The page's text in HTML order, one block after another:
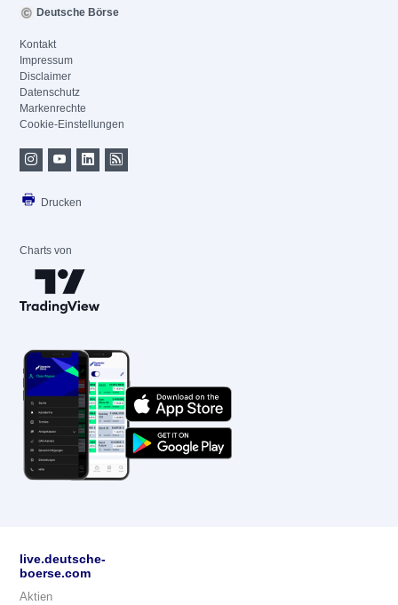
Deutsche Börse
Kontakt
Impressum
Disclaimer
Datenschutz
Markenrechte
Cookie-Einstellungen
Drucken
Charts von
live.deutsche-
boerse.com
Aktien